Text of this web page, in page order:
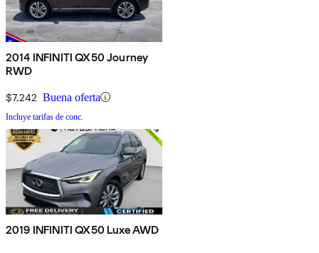
2014 INFINITI QX50 Journey
RWD
$7,242 Buena oferta
Incluye tarifas de conc.
2019 INFINITI QX50 Luxe AWD